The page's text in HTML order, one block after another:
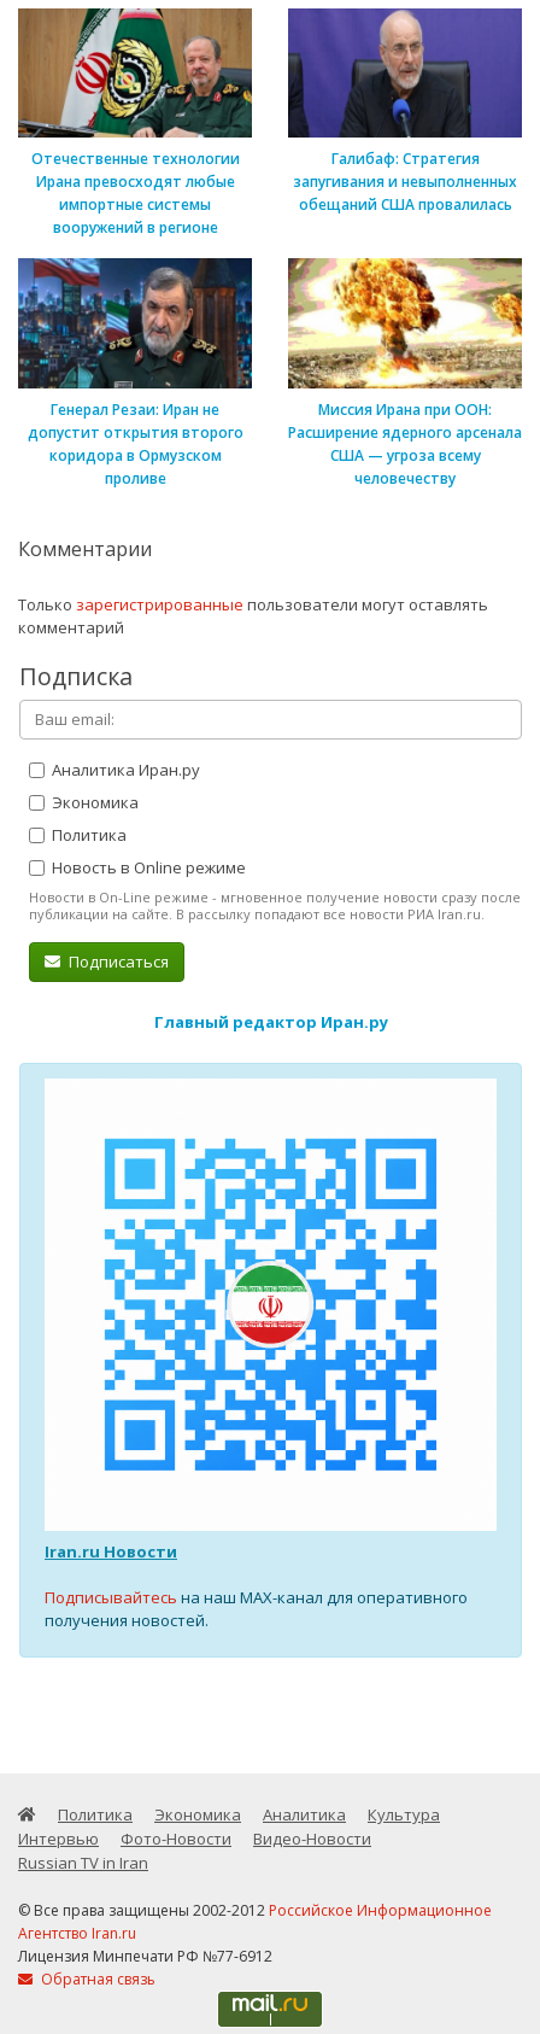
Отечественные технологии
Ирана превосходят любые
импортные системы
вооружений в регионе
Галибаф: Стратегия
запугивания и невыполненных
обещаний США провалилась
Генерал Резаи: Иран не
допустит открытия второго
коридора в Ормузском
проливе
Миссия Ирана при ООН:
Расширение ядерного арсенала
США — угроза всему
человечеству
Комментарии
Только зарегистрированные пользователи могут оставлять
комментарий
Подписка
Аналитика Иран.ру
Экономика
Политика
Новость в Online режиме
Новости в On-Line режиме - мгновенное получение новости сразу после
публикации на сайте. В рассылку попадают все новости РИА Iran.ru.
Подписаться
Главный редактор Иран.ру
Iran.ru Новости
Подписывайтесь на наш MAX-канал для оперативного
получения новостей.
Политика Экономика Аналитика
Культура
Интервью
Фото-Новости
Видео-Новости
Russian TV in Iran
© Все права защищены 2002-2012 Российское Информационное
Агентство Iran.ru
Лицензия Минпечати РФ №77-6912
Обратная связь